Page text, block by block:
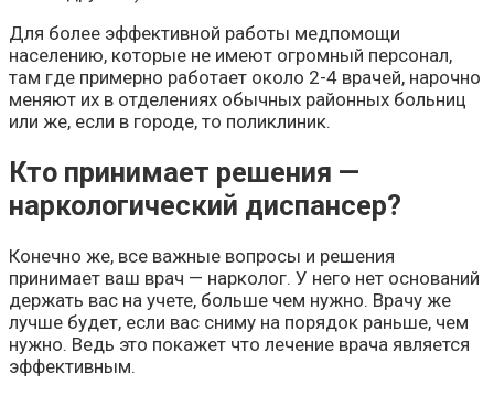
Для более эффективной работы медпомощи
населению, которые не имеют огромный персонал,
там где примерно работает около 2-4 врачей, нарочно
меняют их в отделениях обычных районных больниц
или же, если в городе, то поликлиник.
Кто принимает решения —
наркологический диспансер?
Конечно же, все важные вопросы и решения
принимает ваш врач — нарколог. У него нет оснований
держать вас на учете, больше чем нужно. Врачу же
лучше будет, если вас сниму на порядок раньше, чем
нужно. Ведь это покажет что лечение врача является
эффективным.